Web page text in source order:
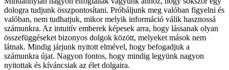
dologra tudjunk összpontosítani. Próbáljunk meg valóban figyelni és
valóban, nem tudhatjuk, mikor melyik információ válik hasznossá
számunkra. Az intuitív emberek képesek arra, hogy lássanak olyan
összefüggéseket bizonyos dolgok között, melyeket mások nem
látnak. Mindig járjunk nyitott elmével, hogy befogadjuk a
számunkra újat. Nagyon fontos, hogy mindig legyünk nagyon
nyitottak és kíváncsiak az élet dolgaira.